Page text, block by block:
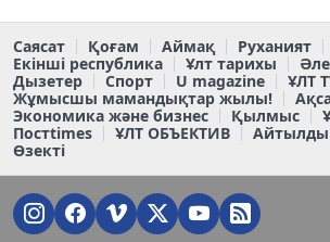
Саясат Қоғам Аймақ Руханият
Екінші республика
Ұлт тарихы
Дызетер
Спорт U magazine
ҰЛТ
Жұмысшы мамандықтар жылы!
Экономика және бизнес
Қылмыс
Постtimes
ҰЛТ ОБЪЕКТИВ
Өзекті